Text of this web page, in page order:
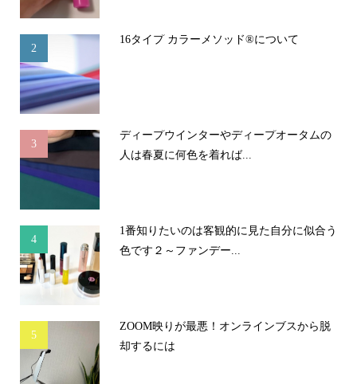
2
16タイプ カラーメソッド®について
3
ディープウインターやディープオータムの
人は春夏に何色を着れば...
4
1番知りたいのは客観的に見た自分に似合う
色です２～ファンデー...
5
ZOOM映りが最悪！オンラインブスから脱
却するには